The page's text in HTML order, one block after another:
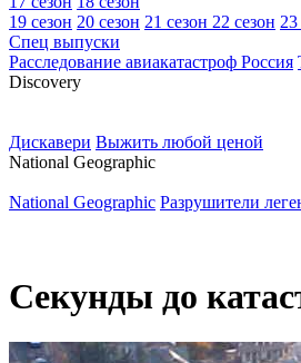
19 сезон 20 сезон 21 сезон 22 сезон 23
Спец выпуски
Расследование авиакатастроф Россия
Discovery
Дискавери Выжить любой ценой
National Geographic
National Geographic Разрушители
Секунды до